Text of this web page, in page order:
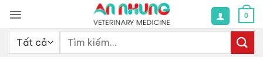
qua
nội
dung
0
Tìm